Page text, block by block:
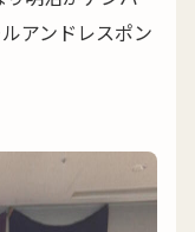
アンドレスポン